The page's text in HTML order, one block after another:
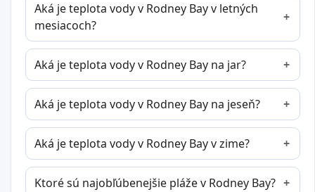
Aká je teplota vody v Rodney Bay v letných
mesiacoch?
Aká je teplota vody v Rodney Bay na jar?
Aká je teplota vody v Rodney Bay na jeseň?
Aká je teplota vody v Rodney Bay v zime?
Ktoré sú najobľúbenejšie pláže v Rodney Bay?